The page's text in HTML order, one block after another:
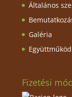
Általános
Galéria
Fizetési